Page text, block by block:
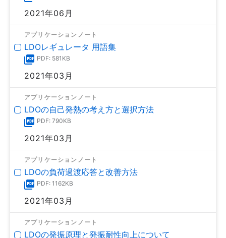
2021年06月
アプリケーションノート
LDOレギュレータ 用語集
PDF: 581KB
2021年03月
アプリケーションノート
LDOの自己発熱の考え方と選択方法
PDF: 790KB
2021年03月
アプリケーションノート
LDOの負荷過渡応答と改善方法
PDF: 1162KB
2021年03月
アプリケーションノート
LDOの発振原理と発振耐性向上について